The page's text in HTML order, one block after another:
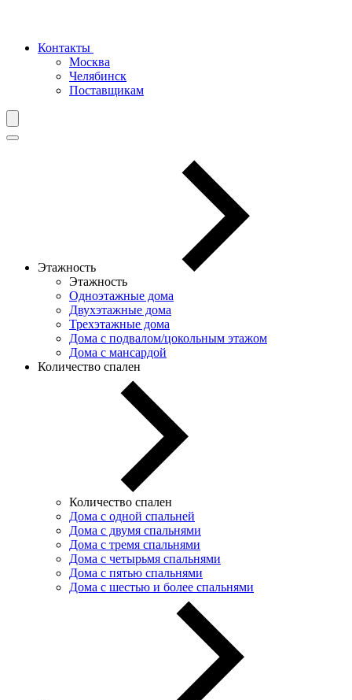
Контакты
Москва
Челябинск
Поставщикам
Этажность
Этажность
Одноэтажные дома
Двухэтажные дома
Трехэтажные дома
Дома с подвалом/цокольным этажом
Дома с мансардой
Количество спален
Количество спален
Дома с одной спальней
Дома с двумя спальнями
Дома с тремя спальнями
Дома с четырьмя спальнями
Дома с пятью спальнями
Дома с шестью и более спальнями